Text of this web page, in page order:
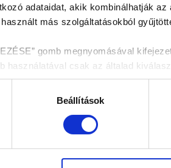
adataidat, akik kombinálhatják
más szolgáltatásokból
gomb megnyomásával
használatával csak az általad
fül alatt tájékozódhatsz.
Beállítások